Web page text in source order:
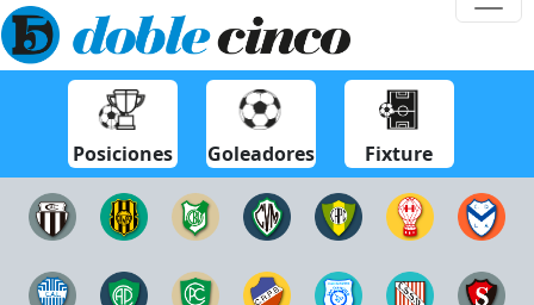
Posiciones Goleadores Fixture